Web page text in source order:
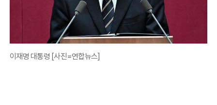
이재명 대통령 [사진=연합뉴스]